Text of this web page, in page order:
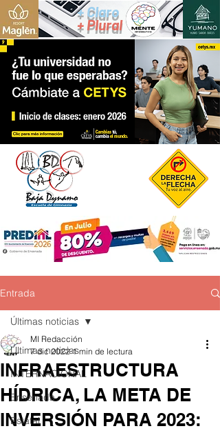
+ Claro
+ Plural
Entrada
Últimas noticias
INTERNACIONAL
Ensenada
Estatal
Últimas noticias
INFRAESTRUCTURA
HÍDRICA, LA META DE
INVERSIÓN PARA 2023:
MI Redacción
7 dic 2022 1 min de lectura